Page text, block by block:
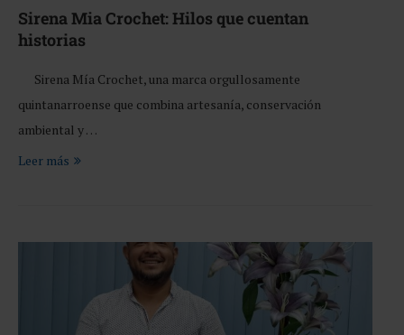
Sirena Mia Crochet: Hilos que cuentan
historias
Sirena Mía Crochet, una marca orgullosamente
quintanarroense que combina artesanía, conservación
ambiental y …
Leer más